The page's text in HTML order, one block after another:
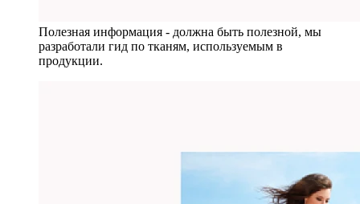
Полезная информация - должна быть полезной, мы
разработали гид по тканям, используемым в
продукции.